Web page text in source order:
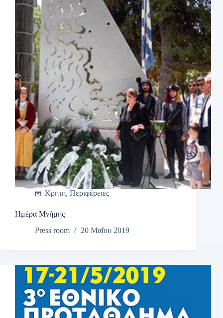
Κρήτη, Περιφέρειες
Ημέρα Μνήμης
Press room
20 Μαΐου 2019